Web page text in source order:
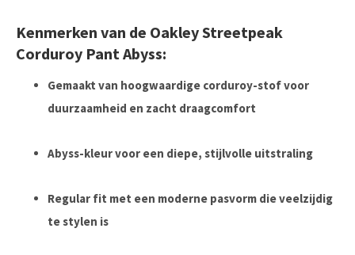
Kenmerken van de Oakley Streetpeak
Corduroy Pant Abyss:
Gemaakt van hoogwaardige corduroy-stof voor
duurzaamheid en zacht draagcomfort
Abyss-kleur voor een diepe, stijlvolle uitstraling
Regular fit met een moderne pasvorm die veelzijdig
te stylen is